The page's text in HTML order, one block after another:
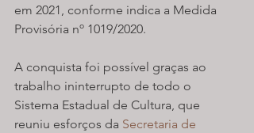
em 2021, conforme indica a Medida
Provisória nº 1019/2020.
A conquista foi possível graças ao
trabalho ininterrupto de todo o
Sistema Estadual de Cultura, que
reuniu esforços da Secretaria de